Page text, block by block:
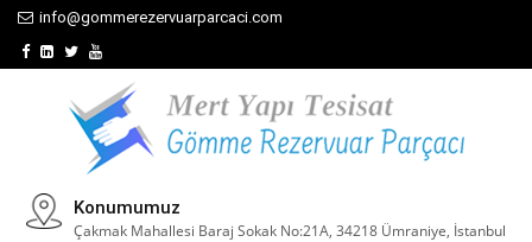
info@gommerezervuarparcaci.com
Konumumuz
Çakmak Mahallesi Baraj Sokak No:21A, 34218 Ümraniye, İstanbul